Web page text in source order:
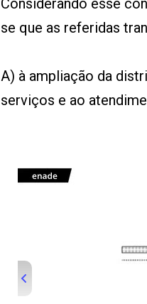
Considerando esse
se que as referidas
A) à ampliação da
serviços e ao